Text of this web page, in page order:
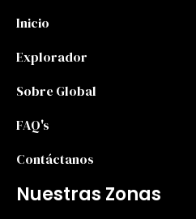
Inicio
Explorador
Sobre Global
FAQ's
Contáctanos
Nuestras Zonas